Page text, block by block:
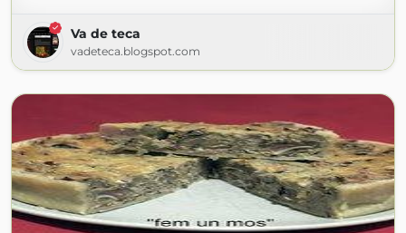
Va de teca
vadeteca.blogspot.com